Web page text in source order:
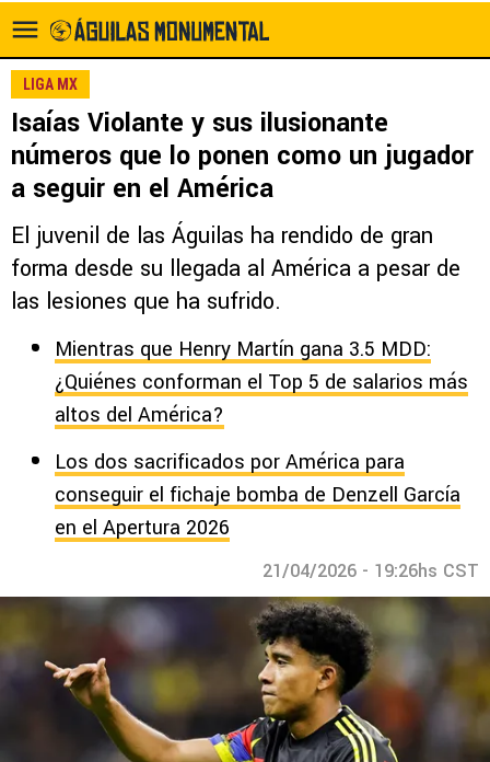
LIGA MX
Isaías Violante y sus ilusionante
números que lo ponen como un jugador
a seguir en el América
El juvenil de las Águilas ha rendido de gran
forma desde su llegada al América a pesar de
las lesiones que ha sufrido.
Mientras que Henry Martín gana 3.5 MDD:
¿Quiénes conforman el Top 5 de salarios más
altos del América?
Los dos sacrificados por América para
conseguir el fichaje bomba de Denzell García
en el Apertura 2026
21/04/2026 - 19:26hs CST